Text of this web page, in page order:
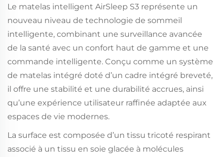
Le matelas intelligent AirSleep S3 représente un
nouveau niveau de technologie de sommeil
intelligente, combinant une surveillance avancée
de la santé avec un confort haut de gamme et une
commande intelligente. Conçu comme un système
de matelas intégré doté d’un cadre intégré breveté,
il offre une stabilité et une durabilité accrues, ainsi
qu’une expérience utilisateur raffinée adaptée aux
espaces de vie modernes.
La surface est composée d’un tissu tricoté respirant
associé à un tissu en soie glacée à molécules